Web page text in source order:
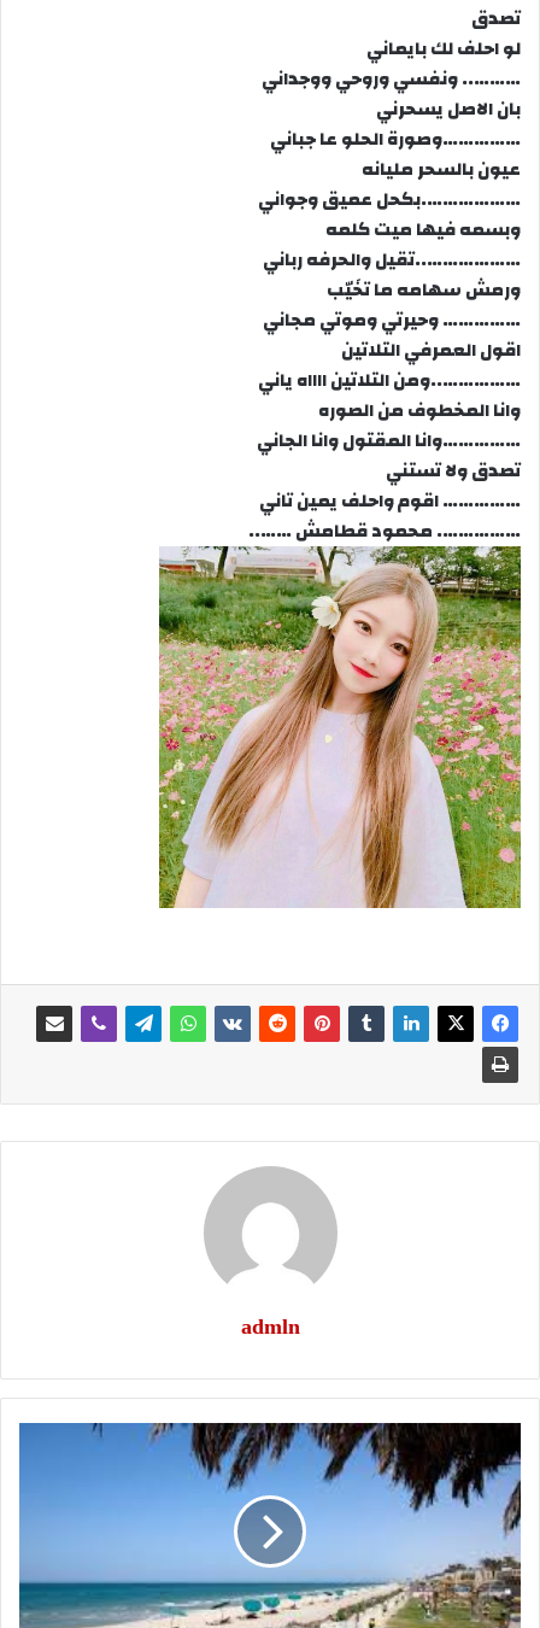
تصدق
لو احلف لك بايماني
……….. ونفسي وروحي ووجداني
بان الاصل يسحرني
……………وصورة الحلو عا جباني
عيون بالسحر مليانه
……………….بكحل عميق وجواني
وبسمه فيها ميت كلمه
………………..تقيل والحرفه رباني
ورمش سهامه ما تخَيّب
…………… وحيرتي وموتي مجاني
اقول العمرفي التلاتين
……………..ومن التلاتين ااااه ياني
وانا المخطوف من الصوره
……………وانا المقتول وانا الجاني
تصدق ولا تستني
…………… اقوم واحلف يمين تاني
……………. محمود قطامش ……..
admln
العريش